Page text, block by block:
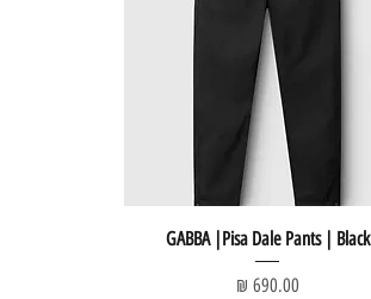
GABBA |Pisa Dale Pants | Black
מחיר